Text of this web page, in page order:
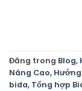
Đăng trong Blog,
Nâng Cao,
bida, Tổng hợp